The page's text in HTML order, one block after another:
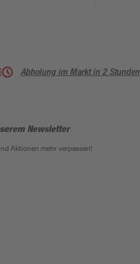
Abholung im Markt in 2 Stunden
Newsletter
Aktionen mehr verpassen!